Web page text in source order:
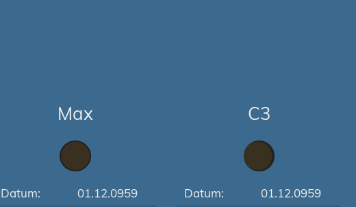
Max
Datum:
01.12.0959
C3
Datum:
01.12.0959